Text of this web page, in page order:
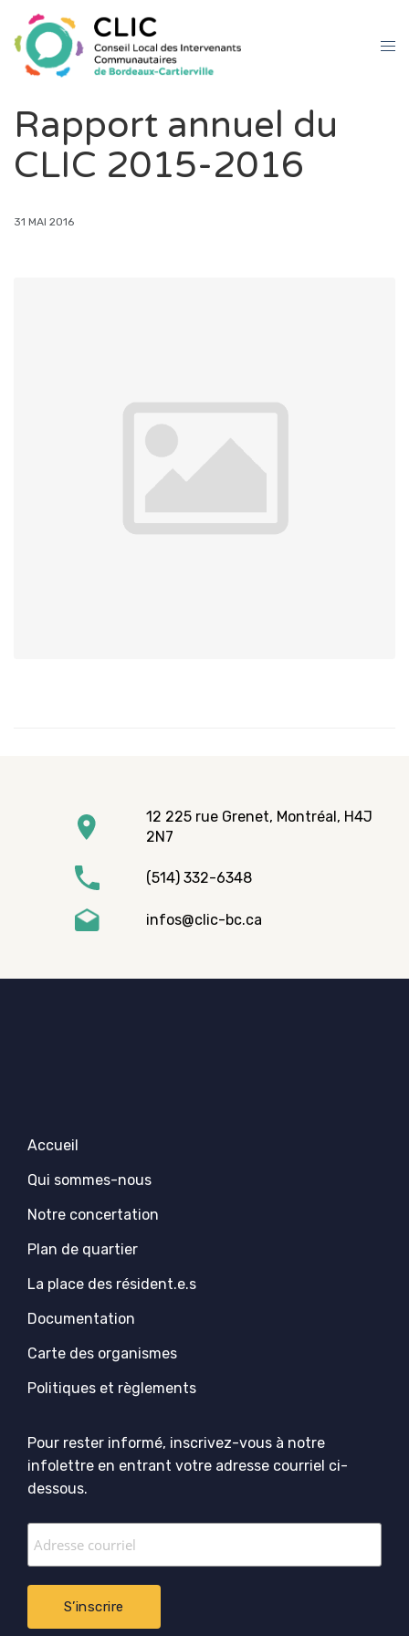
Rapport annuel du
CLIC 2015-2016
31 MAI 2016
12 225 rue Grenet, Montréal, H4J
2N7
(514) 332-6348
infos@clic-bc.ca
Accueil
Qui sommes-nous
Notre concertation
Plan de quartier
La place des résident.e.s
Documentation
Carte des organismes
Politiques et règlements
Pour rester informé, inscrivez-vous à notre
infolettre en entrant votre adresse courriel ci-
dessous.